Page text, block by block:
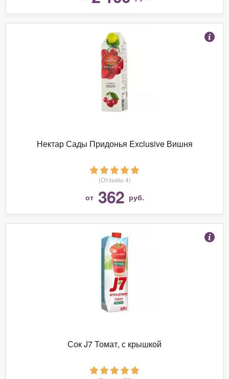
Нектар Сады Придонья Exclusive Вишня
(Отзывы 4)
от 362 руб.
Сок J7 Томат, с крышкой